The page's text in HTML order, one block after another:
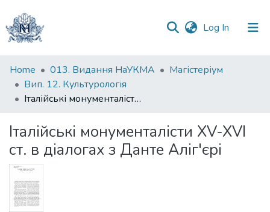
Log In (current)
Communities
&
Collections
Statistics
Home 013. Видання НаУКМА
Магістеріум
Вип. 12. Культурологія
Італійські монументалісти XV-XVI ст. в діалогах з Данте Аліг'єрі
Італійські монументалісти XV-XVI
ст. в діалогах з Данте Аліг'єрі